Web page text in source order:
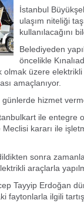
İstanbul
ulaşım niteliği
kullanılacağını
Belediyeden
öncelikle
olmak üzere
amaçlanıyor.
hizmet
ile entegre
kararı ile
sonra
araçlarla
Tayyip Erdoğan
faytonlarla ilgili